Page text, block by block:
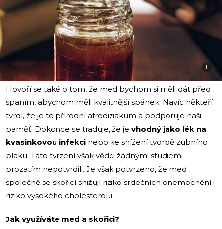
i
Hovoří se také o tom, že med bychom si měli dát před
spaním, abychom měli kvalitnější spánek. Navíc někteří
tvrdí, že je to přírodní afrodiziakum a podporuje naši
paměť. Dokonce se traduje, že je vhodný jako lék na
kvasinkovou infekci nebo ke snížení tvorbě zubního
plaku. Tato tvrzení však vědci žádnými studiemi
prozatím nepotvrdili. Je však potvrzeno, že med
společně se skořicí snižují riziko srdečních onemocnění i
riziko vysokého cholesterolu.
Jak využíváte med a skořici?